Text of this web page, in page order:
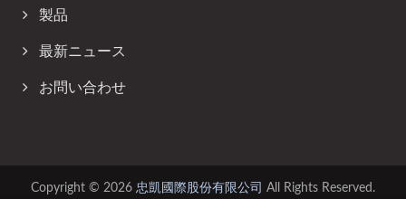
製品
最新ニュース
お問い合わせ
Copyright © 2026 忠凱國際股份有限公司 All Rights Reserved.